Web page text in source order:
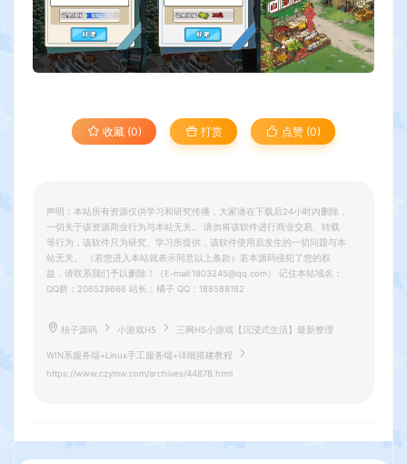
收藏 (0) 打赏 点赞 (0)
声明：本站所有资源仅供学习和研究传播，大家请在下载后24小时内删除，
一切关于该资源商业行为与本站无关。 请勿将该软件进行商业交易、转载
等行为，该软件只为研究、学习所提供，该软件使用后发生的一切问题与本
站无关。 （若您进入本站就表示同意以上条款）若本源码侵犯了您的权
益，请联系我们予以删除！（E-mail:1803245@qq.com） 记住本站域名：
QQ群：206529666 站长：橘子 QQ：188588162
桔子源码 小游戏H5 三网H5小游戏【沉浸式生活】最新整理
WIN系服务端+Linux手工服务端+详细搭建教程
https://www.czymw.com/archives/44878.html